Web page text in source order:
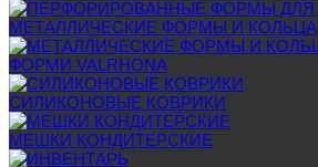
МЕТАЛЛИЧЕСКИЕ ФОРМЫ И КОЛЬЦА
ФОРМИ VALRHONA
СИЛИКОНОВЫЕ КОВРИКИ
МЕШКИ КОНДИТЕРСКИЕ